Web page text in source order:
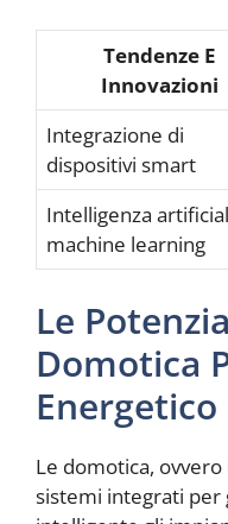
Tendenze E
Innovazioni
Integrazione di
dispositivi smart
Intelligenza
machine learning
Le
Domotica
Energetico
Le domotica, ovvero
sistemi integrati per